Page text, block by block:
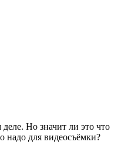
Но значит ли это что
надо для видеосъёмки?